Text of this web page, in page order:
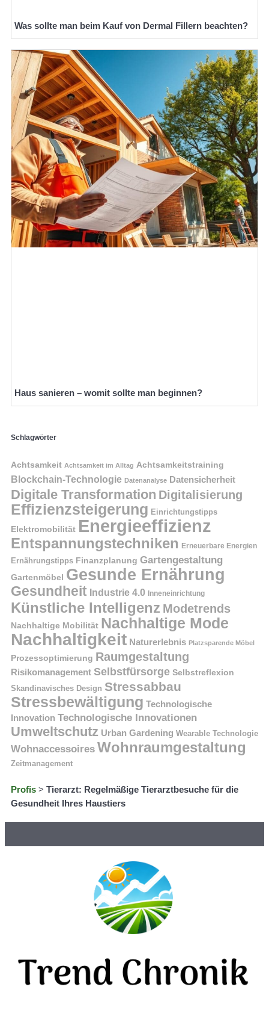
Was sollte man beim Kauf von Dermal Fillern beachten?
Haus sanieren – womit sollte man beginnen?
Schlagwörter
Achtsamkeit Achtsamkeit im Alltag Achtsamkeitstraining
Blockchain-Technologie Datenanalyse Datensicherheit
Digitale Transformation Digitalisierung
Effizienzsteigerung Einrichtungstipps
Elektromobilität Energieeffizienz
Entspannungstechniken Erneuerbare Energien
Ernährungstipps Finanzplanung Gartengestaltung
Gartenmöbel Gesunde Ernährung
Gesundheit Industrie 4.0 Inneneinrichtung
Künstliche Intelligenz Modetrends
Nachhaltige Mobilität Nachhaltige Mode
Nachhaltigkeit Naturerlebnis Platzsparende Möbel
Prozessoptimierung Raumgestaltung
Risikomanagement Selbstfürsorge Selbstreflexion
Skandinavisches Design Stressabbau
Stressbewältigung Technologische
Innovation Technologische Innovationen
Umweltschutz Urban Gardening Wearable Technologie
Wohnaccessoires Wohnraumgestaltung
Zeitmanagement
Profis > Tierarzt: Regelmäßige Tierarztbesuche für die
Gesundheit Ihres Haustiers